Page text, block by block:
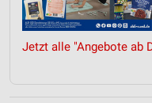
Jetzt alle "Angebote ab